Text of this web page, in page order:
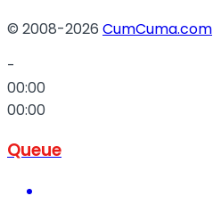
© 2008-2026 CumCuma.com
-
00:00
00:00
Queue